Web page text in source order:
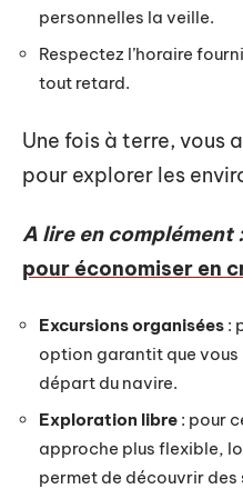
personnelles la veille.
Respectez l’horaire
tout retard.
Une fois à terre, vous
pour explorer les
A lire en complément :
pour économiser en
Excursions organisées :
option garantit que vous
départ du navire.
Exploration libre : pour
approche plus flexible,
permet de découvrir